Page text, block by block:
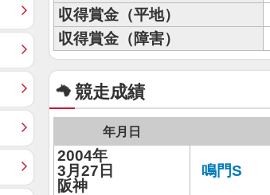
収得賞金（平地）
収得賞金（障害）
競走成績
年月日
2004年
3月27日
阪神
鳴門S